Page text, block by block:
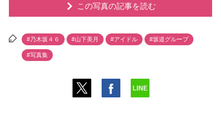
この写真の記事を読む
#乃木坂４６ #山下美月 #アイドル #坂道グループ
#写真集